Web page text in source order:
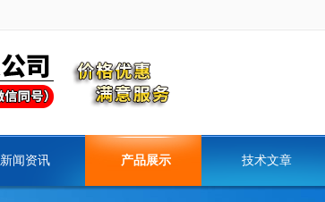
新闻资讯 产品展示 技术文章